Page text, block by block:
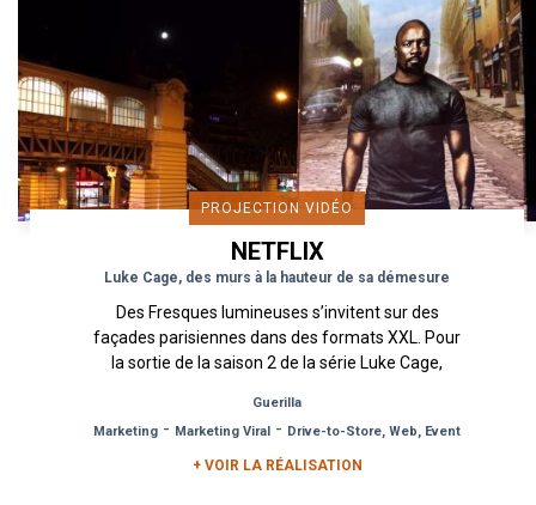
PROJECTION VIDÉO
NETFLIX
Luke Cage, des murs à la hauteur de sa démesure
Des Fresques lumineuses s’invitent sur des
façades parisiennes dans des formats XXL. Pour
la sortie de la saison 2 de la série Luke Cage,
Guerilla
Marketing - Marketing Viral - Drive-to-Store, Web, Event
+ VOIR LA RÉALISATION